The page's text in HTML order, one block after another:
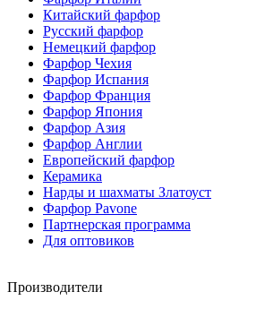
Китайский фарфор
Русский фарфор
Немецкий фарфор
Фарфор Чехия
Фарфор Испания
Фарфор Франция
Фарфор Япония
Фарфор Азия
Фарфор Англии
Европейский фарфор
Керамика
Нарды и шахматы Златоуст
Фарфор Pavone
Партнерская программа
Для оптовиков
Производители